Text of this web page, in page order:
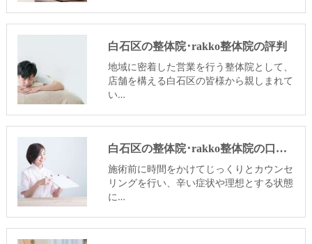
白石区の整体院･rakko整体院の評判
地域に密着した営業を行う整体院として、
店舗を構える白石区の皆様から親しまれて
い…
白石区の整体院･rakko整体院の口コミ情報
施術前に時間をかけてじっくりとカウンセ
リングを行い、辛い症状や理想とする状態
に…